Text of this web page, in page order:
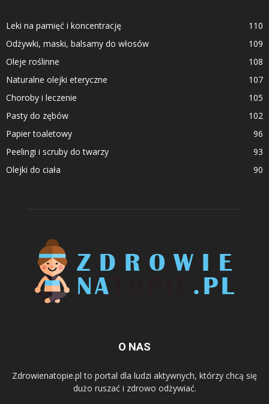
Leki na pamięć i koncentrację
110
Odżywki, maski, balsamy do włosów
109
Oleje roślinne
108
Naturalne olejki eteryczne
107
Choroby i leczenie
105
Pasty do zębów
102
Papier toaletowy
96
Peelingi i scruby do twarzy
93
Olejki do ciała
90
O NAS
Zdrowienatopie.pl to portal dla ludzi aktywnych, którzy chcą się
dużo ruszać i zdrowo odżywiać.